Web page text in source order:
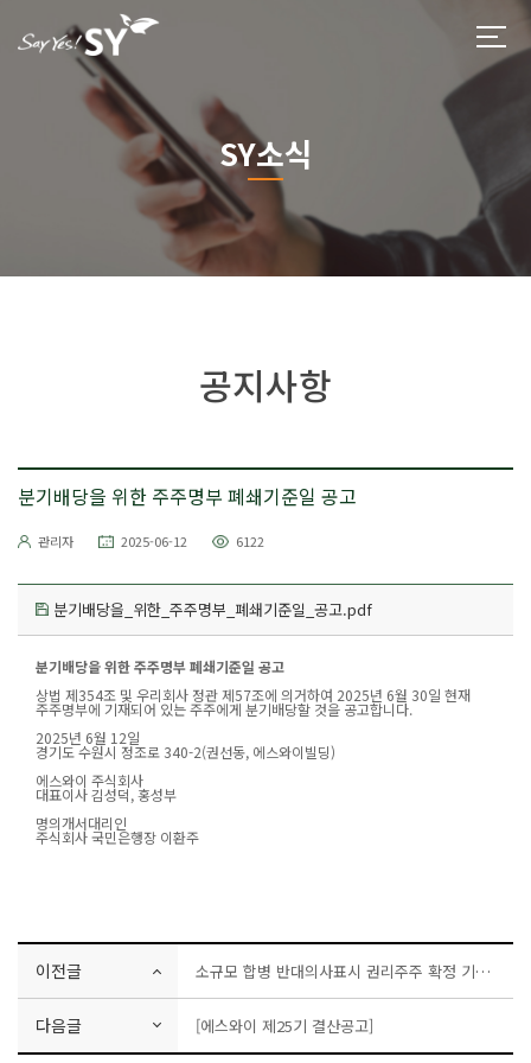
SY소식
공지사항
분기배당을 위한 주주명부 폐쇄기준일 공고
관리자 2025-06-12 6122
분기배당을_위한_주주명부_폐쇄기준일_공고.pdf
분기배당을 위한 주주명부 폐쇄기준일 공고
상법 제354조 및 우리회사 정관 제57조에 의거하여 2025년 6월 30일 현재
주주명부에 기재되어 있는 주주에게 분기배당할 것을 공고합니다.
2025년 6월 12일
경기도 수원시 정조로 340-2(권선동, 에스와이빌딩)
에스와이 주식회사
대표이사 김성덕, 홍성부
명의개서대리인
주식회사 국민은행장 이환주
이전글 소규모 합병 반대의사표시 권리주주 확정 기준일 공고
다음글 [에스와이 제25기 결산공고]